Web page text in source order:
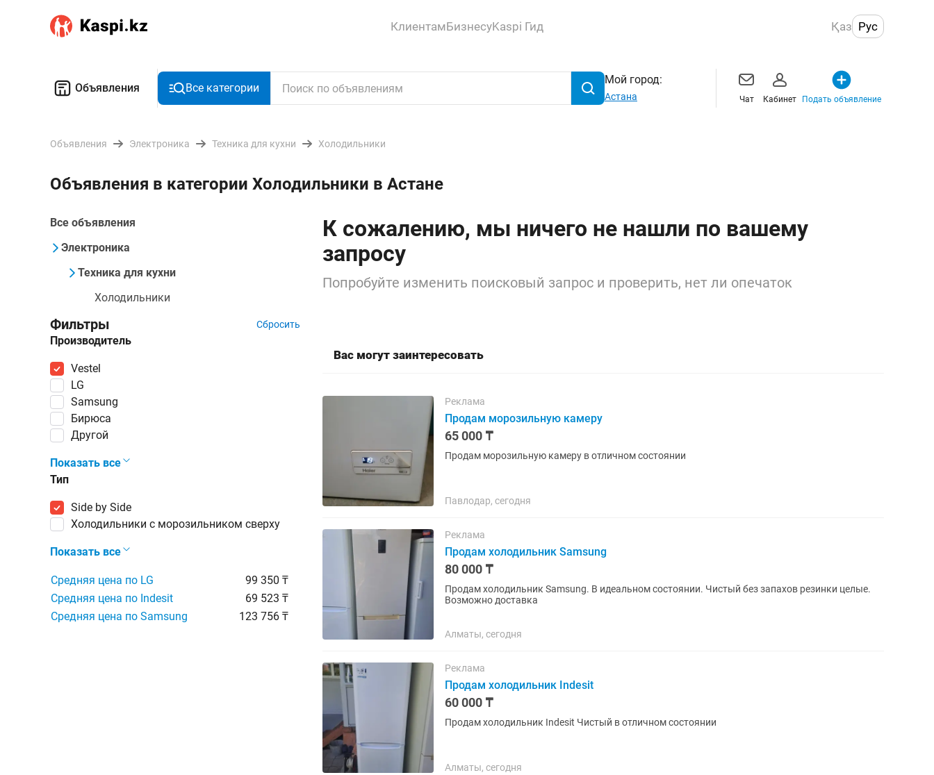
КлиентамБизнесуKaspi Гид Қаз Рус
Объявления Все категории
Мой город:
Астана Чат Кабинет Подать объявление
Объявления Электроника Техника для кухни Холодильники
Объявления в категории Холодильники в Астане
Все объявления
Электроника
Техника для кухни
Холодильники
Фильтры Сбросить
Производитель
Vestel
LG
Samsung
Бирюса
Другой
Показать все
Тип
Side by Side
холодильники с морозильником сверху
Показать все
Средняя цена по LG
99 350 ₸
Средняя цена по Indesit
69 523 ₸
Средняя цена по Samsung
123 756 ₸
К сожалению, мы ничего не нашли по вашему
запросу
Попробуйте изменить поисковый запрос и проверить, нет ли опечаток
Вас могут заинтересовать
Реклама
Продам морозильную камеру
65 000 ₸
Продам морозильную камеру в отличном состоянии
Павлодар, сегодня
Реклама
Продам холодильник Samsung
80 000 ₸
Продам холодильник Samsung. В идеальном состоянии. Чистый без запахов резинки целые.
Возможно доставка
Алматы, сегодня
Реклама
Продам холодильник Indesit
60 000 ₸
Продам холодильник Indesit Чистый в отличном состоянии
Алматы, сегодня